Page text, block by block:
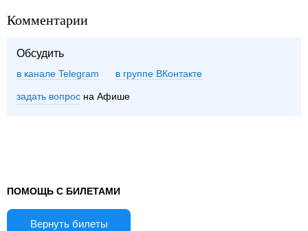
Комментарии
Обсудить
в канале Telegram группе ВКонтакте
задать вопрос на Афише
ПОМОЩЬ С БИЛЕТАМИ
Вернуть билеты